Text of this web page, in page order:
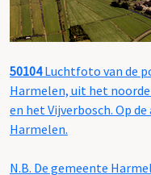
50104Luchtfoto van de
Harmelen, uit het
en het Vijverbosch. Op
Harmelen.
N.B. De gemeente